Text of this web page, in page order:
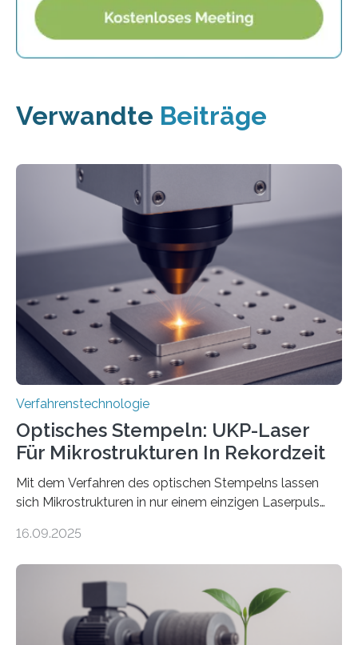
Verwandte Beiträge
Verfahrenstechnologie
Optisches Stempeln: UKP-Laser
Für Mikrostrukturen In Rekordzeit
Mit dem Verfahren des optischen Stempelns lassen
sich Mikrostrukturen in nur einem einzigen Laserpuls
zeitaufwändiges Abscannen der Fläche. Am Fraunhofer
RWTH Aachen den Strahl eines Ultrakurzpulslasers
mithilfe eines Spatial Light Modulators (SLM) exakt in
das gewünschte Muster und bringen es direkt auf die
Werkstückoberfläche. Das beschleunigt die
16.09.2025